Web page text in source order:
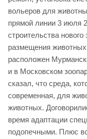
вольеров для
прямой линии 3 июля
строительства
размещения
расположен
и в Московском
сказал, что среда,
современная, для
животных.
время адаптации
подопечными. Плюс